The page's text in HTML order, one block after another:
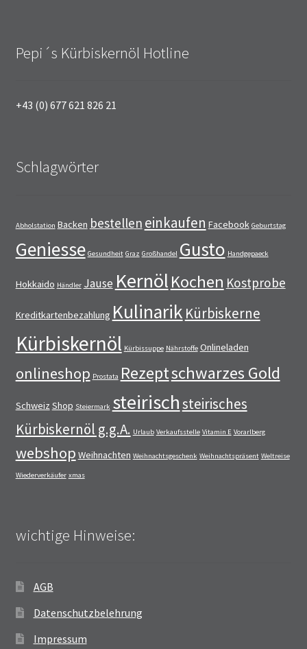
Pepi´s Kürbiskernöl Hotline
+43 (0) 677 621 826 21
Schlagwörter
Abholstation Backen bestellen einkaufen Facebook Geburtstag
Geniesse Gesundheit Graz Großhandel Gusto Handgepaeck
Hokkaido Händler Jause KernölKochen Kostprobe
Kreditkartenbezahlung Kulinarik Kürbiskerne
Kürbiskernöl Kürbissuppe Nährstoffe Onlineladen
onlineshop Prostata Rezeptschwarzes Gold
Schweiz Shop Steiermark steirischsteirisches
Kürbiskernöl g.g.A. Urlaub Verkaufsstelle Vitamin E Vorarlberg
webshop Weihnachten Weihnachtsgeschenk Weihnachtspräsent Weltreise
Wiederverkäufer xmas
wichtige Hinweise:
AGB
Datenschutzbelehrung
Impressum